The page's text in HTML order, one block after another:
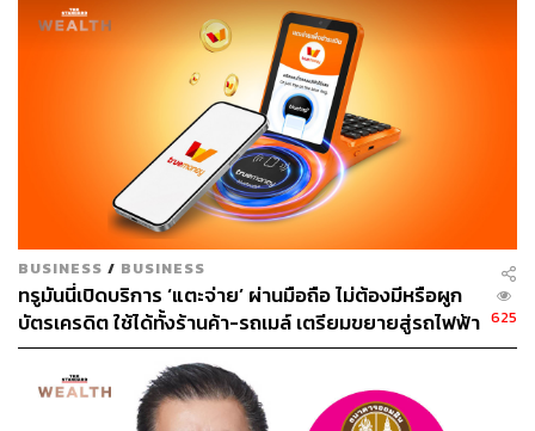
BUSINESS / BUSINESS
ทรูมันนี่เปิดบริการ ‘แตะจ่าย’ ผ่านมือถือ ไม่ต้องมีหรือผูก
บัตรเครดิต ใช้ได้ทั้งร้านค้า-รถเมล์ เตรียมขยายสู่รถไฟฟ้า
ใต้ดิน MRT ปลายปีนี้
625